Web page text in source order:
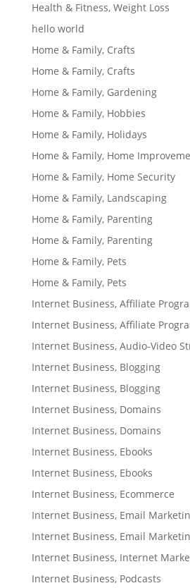
Health & Fitness, Weight Loss
hello world
Home & Family, Crafts
Home & Family, Crafts
Home & Family, Gardening
Home & Family, Hobbies
Home & Family, Holidays
Home & Family, Home
Home & Family, Home Security
Home & Family, Landscaping
Home & Family, Parenting
Home & Family, Parenting
Home & Family, Pets
Home & Family, Pets
Internet Business, Affiliate
Internet Business, Affiliate
Internet Business, Audio-Video
Internet Business, Blogging
Internet Business, Blogging
Internet Business, Domains
Internet Business, Domains
Internet Business, Ebooks
Internet Business, Ebooks
Internet Business, Ecommerce
Internet Business, Email
Internet Business, Email
Internet Business, Internet
Internet Business, Podcasts